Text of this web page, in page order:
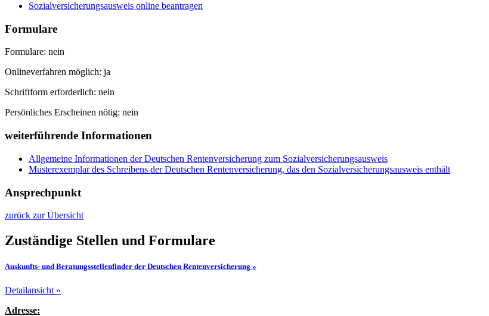
Sozialversicherungsausweis online beantragen
Formulare
Formulare: nein
Onlineverfahren möglich: ja
Schriftform erforderlich: nein
Persönliches Erscheinen nötig: nein
weiterführende Informationen
Allgemeine Informationen der Deutschen Rentenversicherung zum Sozialversicherungsausweis
Musterexemplar des Schreibens der Deutschen Rentenversicherung, das den Sozialversicherungsausweis enthält
Ansprechpunkt
zurück zur Übersicht
Zuständige Stellen und Formulare
Auskunfts- und Beratungsstellenfinder der Deutschen Rentenversicherung »
Detailansicht »
Adresse: